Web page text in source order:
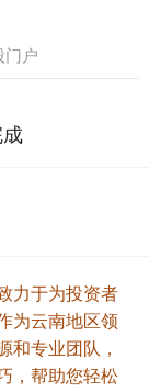
门户
力于为投资者
为云南地区领
和专业团队，
，帮助您轻松